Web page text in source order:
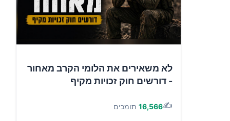
לא משאירים את הלומי הקרב מאחור
- דורשים חוק זכויות מקיף
✍️
16,566 תומכים